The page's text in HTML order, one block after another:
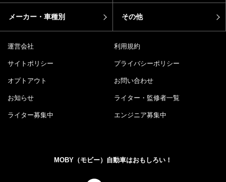
メーカー・車種別 その他
運営会社 利用規約
サイトポリシー プライバシーポリシー
オプトアウト お問い合わせ
お知らせ ライター・監修者一覧
ライター募集中 エンジニア募集中
MOBY（モビー）自動車はおもしろい！